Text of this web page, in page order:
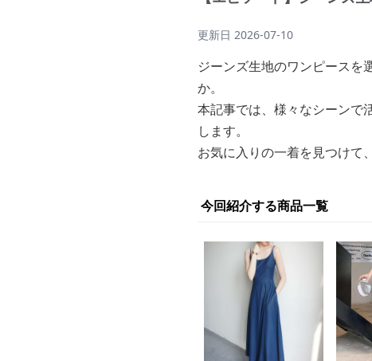
更新日 2026-07-10
ジーンズ生地のワンピースを
か。
本記事では、様々なシーンで
します。
お気に入りの一着を見つけて
今回紹介する商品一覧